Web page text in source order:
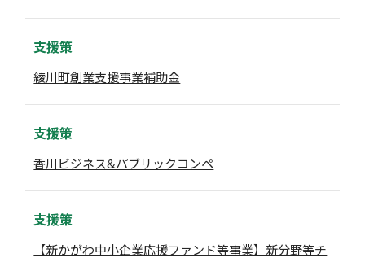
支援策
綾川町創業支援事業補助金
支援策
香川ビジネス&パブリックコンペ
支援策
【新かがわ中小企業応援ファンド等事業】新分野等チ